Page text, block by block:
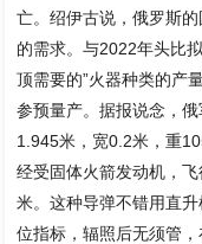
亡。绍伊古说，俄罗斯
的需求。与2022年头比
顶需要的”火器种类的产
参预量产。据报说念，
1.945米，宽0.2米，重
经受固体火箭发动机，
米。这种导弹不错用直
位指标，辐照后无须管